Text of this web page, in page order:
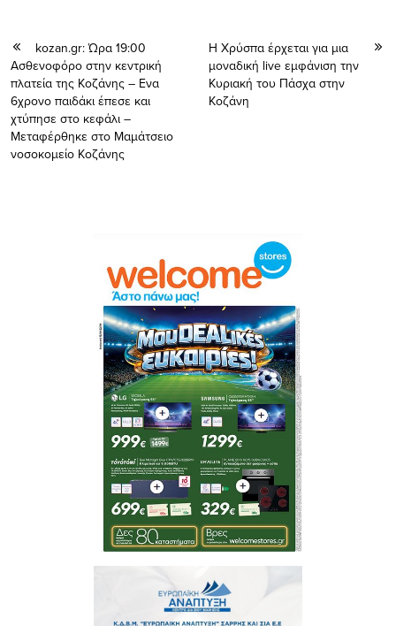
kozan.gr: Ώρα 19:00
Ασθενοφόρο στην κεντρική
πλατεία της Κοζάνης – Ενα
6χρονο παιδάκι έπεσε και
χτύπησε στο κεφάλι –
Μεταφέρθηκε στο Μαμάτσειο
νοσοκομείο Κοζάνης
Η Xρύσπα έρχεται για μια
μοναδική live εμφάνιση την
Κυριακή του Πάσχα στην
Κοζάνη